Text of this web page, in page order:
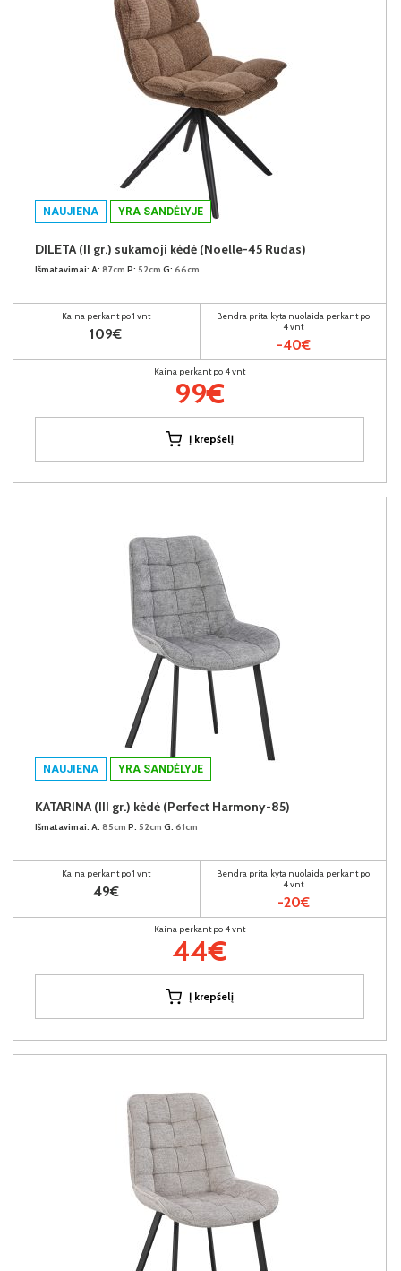
NAUJIENA YRA SANDĖLYJE
DILETA (II gr.) sukamoji kėdė (Noelle-45 Rudas)
Išmatavimai: A: 87cm P: 52cm G: 66cm
Kaina perkant po 1 vnt
109€
Bendra pritaikyta nuolaida perkant po
4 vnt
-40€
Kaina perkant po 4 vnt
99€
Į krepšelį
NAUJIENA YRA SANDĖLYJE
KATARINA (III gr.) kėdė (Perfect Harmony-85)
Išmatavimai: A: 85cm P: 52cm G: 61cm
Kaina perkant po 1 vnt
49€
Bendra pritaikyta nuolaida perkant po
4 vnt
-20€
Kaina perkant po 4 vnt
44€
Į krepšelį